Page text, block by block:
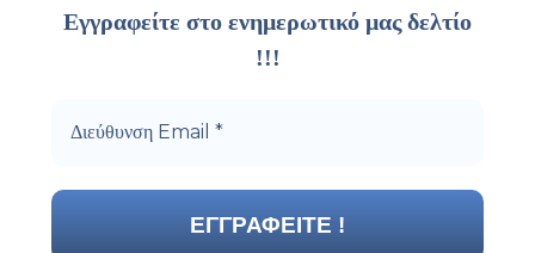
Εγγραφείτε στο ενημερωτικό μας δελτίο
!!!